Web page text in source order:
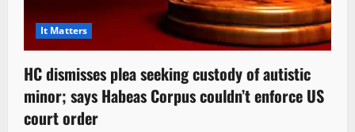
It Matters
HC dismisses plea seeking custody of autistic
minor; says Habeas Corpus couldn’t enforce US
court order